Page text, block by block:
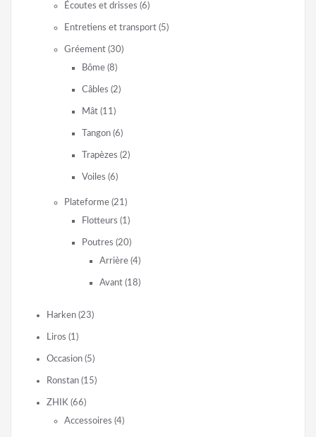
Écoutes et drisses (6)
Entretiens et transport (5)
Gréement (30)
Bôme (8)
Câbles (2)
Mât (11)
Tangon (6)
Trapèzes (2)
Voiles (6)
Plateforme (21)
Flotteurs (1)
Poutres (20)
Arrière (4)
Avant (18)
Harken (23)
Liros (1)
Occasion (5)
Ronstan (15)
ZHIK (66)
Accessoires (4)